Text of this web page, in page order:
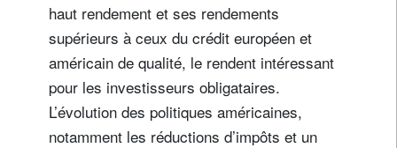
haut rendement et ses rendements
supérieurs à ceux du crédit européen et
américain de qualité, le rendent intéressant
pour les investisseurs obligataires.
L’évolution des politiques américaines,
notamment les réductions d’impôts et un